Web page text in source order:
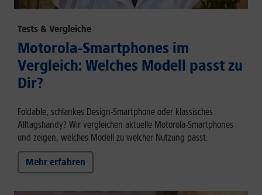
Tests & Vergleiche
Motorola-Smartphones im
Vergleich: Welches Modell passt zu
Dir?
Foldable, schlankes Design-Smartphone oder klassisches
Alltagshandy? Wir vergleichen aktuelle Motorola-Smartphones
und zeigen, welches Modell zu welcher Nutzung passt.
Mehr erfahren